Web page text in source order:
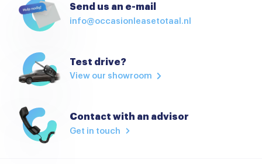
Elektrische handrem
Elektrische ramen voor en achter
Hoofdsteunen achter
Keyless start
keyless start
Send us an e-mail
info@occasionleasetotaal.nl
Test drive?
View our showroom
Contact with an advisor
Get in touch